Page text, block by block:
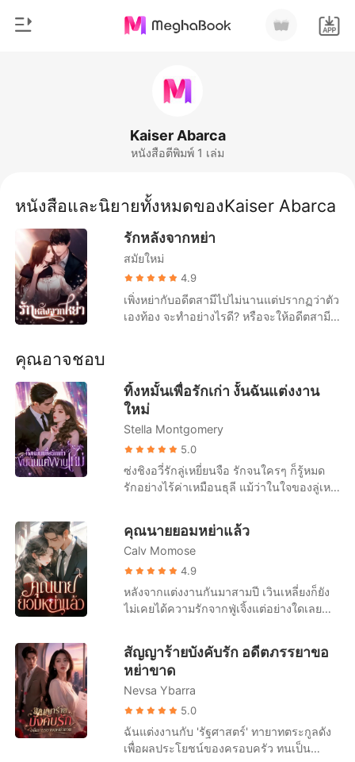
ดาวน์โหลดแอป
ประวัติศาสตร์
นิยายวาย
มหาเศรษฐี
รายการ
เรื่องสั้นคัดสรร
Kaiser Abarca
หนังสือตีพิมพ์ 1 เล่ม
หนังสือและนิยายทั้งหมดของKaiser Abarca
รักหลังจากหย่า
สมัยใหม่
4.9
เพิ่งหย่ากับอดีตสามีไปไม่นานแต่ปรากฏว่าตัว
เองท้อง จะทำอย่างไรดี? หรือจะให้อดีตสามี
คอยระวังไม่ให้คุณเฟิงรู้เรื่องการตั้งครรภ์จน
กระทั่งคลอดลูกออกมาอย่างปลอดภัย แต่ไม่
คิดว่าจะถูกเขาบังคับถึงเพียงนี้ "เราหย่ากัน
แค่สี่เดือน แต่เธอกลับตั้งครรภ์ได้เจ็ดเดือน
แล้ว บอกมาดี ๆ ว่า ลูกเป็นของใคร!"
คุณอาจชอบ
ทิ้งหมั้นเพื่อรักเก่า งั้นฉันแต่งงาน
ใหม่
Stella Montgomery
5.0
ซ่งชิงอวี่รักลู่เหยี่ยนจือ รักจนใครๆ ก็รู้หมด
รักอย่างไร้ค่าเหมือนธุลี แม้ว่าในใจของลู่เหยี่
เวลาส่วนใหญ่ในแต่ละปีไปกับคนรักเก่าที่ต่าง
ประเทศ แม้ว่าคนรักเก่าจะตั้งครรภ์ลูกของลู่
เหยี่ยนจือแล้ว ซ่งชิงอวี่ก็ยังคงขอแต่งงานกับ
ลู่เหยี่ยนจือ แต่ในวันไปจดทะเบียนเพราะคน
รักเก่ากลับมา ลู่เหยี่ยนจือก็ไม่ปรากฏตัวที่ที่
ว่าการอำเภอ หลังจากรักลู่เหยี่ยนจือมาเจ็ดปี
ซ่งชิงอวี่ก็หมดหวังสิ้นเชิง เธอได้บล็อกลู่เหยี่
ยู่ ลู่เหยี่ยนจือไม่ได้ใส่ใจอะไร คิดว่าสักวัน
หนึ่งยังไงซ่งชิงอวี่ก็จะกลับมา จนกระทั่งเขา
เห็นซ่งชิงอวี่จดทะเบียนสมรสกับชายอื่นที่
หน้าที่ว่าการอำเภอ! คุณลู่ผู้ยิ่งใหญ่ถึงกับเสีย
ใหญ่ วิ่งตามหลังซ่งชิงอวี่อย่างไร้ศักดิ์ศรี “ชิ
งอวี่ ขอโทษนะ ผมผิดไปแล้ว ให้โอกาสผมอีก
คุณนายยอมหย่าแล้ว
Calv Momose
4.9
หลังจากแต่งงานกันมาสามปี เวินเหลี่ยงก็ยัง
ไม่เคยได้ความรักจากฟู่เจิ้งแต่อย่างใดเลย
หนังสือการหย่า "ถ้าฉันมีลูก คุณยังเลือกหย่า
ไหม?" เธออยากจับโอกาสสุดท้ายนี้ไว้ แต่
แล้วมีแต่คำตอบที่เย็นชาว่า "ใช่" เวินเหลี่ยง
หลับตาและเลือกที่จะปล่อยมือ ...ต่อมาเธอ
นอนอยู่บนเตียงคนไข้ด้วยความสิ้นหวังและ
ลงนามในข้อตกลงการหย่า "ฟู่เจิ้ง เราไม่ได้
เป็นหนี้กันอีกต่อไปแล้ว..." ชายที่มีความเด็ด
สัญญาร้ายบังคับรัก อดีตภรรยาขอ
หย่าขาด
Nevsa Ybarra
5.0
ฉันแต่งงานกับ 'รัฐศาสตร์' ทายาทตระกูลดัง
เพื่อผลประโยชน์ของครอบครัว ทนเป็น